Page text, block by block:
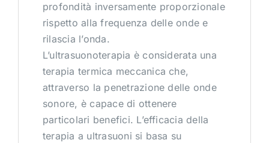
profondità inversamente proporzionale
rispetto alla frequenza delle onde e
rilascia l’onda.
L’ultrasuonoterapia è considerata una
terapia termica meccanica che,
attraverso la penetrazione delle onde
sonore, è capace di ottenere
particolari benefici. L’efficacia della
terapia a ultrasuoni si basa su